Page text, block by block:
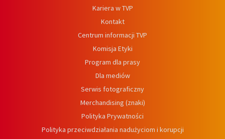
Kariera w TVP
Kontakt
Centrum informacji TVP
Komisja Etyki
Program dla prasy
Dla mediów
Serwis fotograficzny
Merchandising (znaki)
Polityka Prywatności
Polityka przeciwdziałania nadużyciom i korupcji